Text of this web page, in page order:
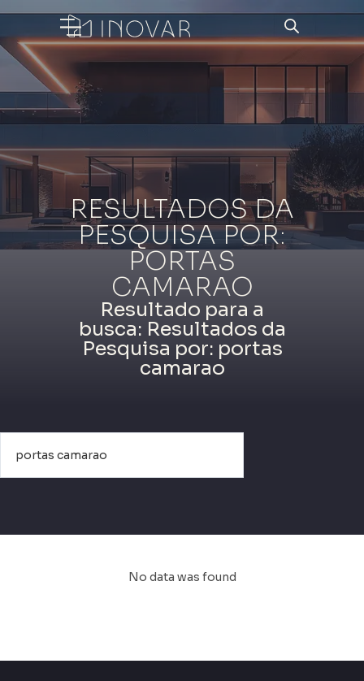
RESULTADOS DA
PESQUISA POR:
PORTAS
CAMARAO
Resultado para a
busca: Resultados da
Pesquisa por: portas
camarao
No data was found